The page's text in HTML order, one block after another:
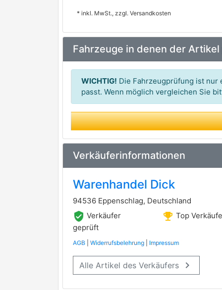
* inkl. MwSt., zzgl. Versandkosten
Fahrzeuge in denen der
WICHTIG! Die Fahrzeugprüfung ist nur
passt. Wenn möglich vergleichen Sie
Verkäuferinformationen
Warenhandel Dick
94536 Eppenschlag, Deutschland
verified_user Verkäufer
geprüft
emoji_events Top
AGB Widerrufsbelehrung Impressum
Alle Artikel des Verkäufers keyboard_arrow_right